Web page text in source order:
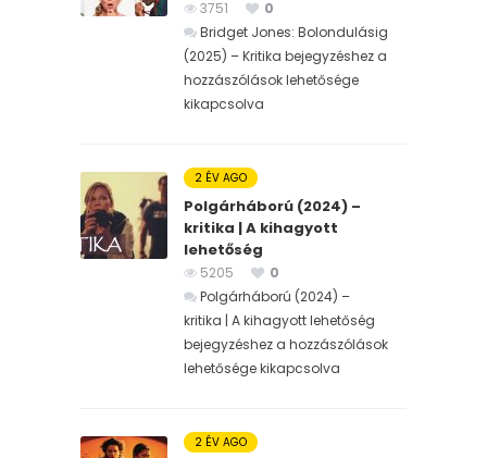
3751
0
Bridget Jones: Bolondulásig
(2025) – Kritika bejegyzéshez a
hozzászólások lehetősége
kikapcsolva
2 ÉV AGO
Polgárháború (2024) –
kritika | A kihagyott
lehetőség
5205
0
Polgárháború (2024) –
kritika | A kihagyott lehetőség
bejegyzéshez a hozzászólások
lehetősége kikapcsolva
2 ÉV AGO